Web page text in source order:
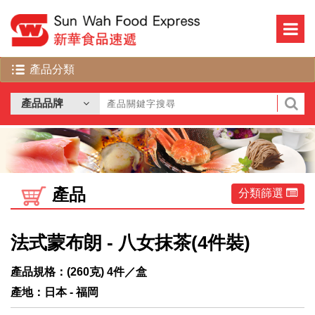
產品 分類篩選
法式蒙布朗 - 八女抹茶(4件裝)
產品規格：(260克) 4件／盒
產地：日本 - 福岡